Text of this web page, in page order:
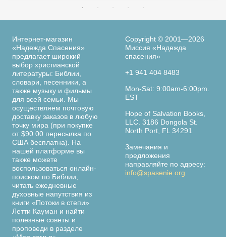
Интернет-магазин
«Надежда Спасения»
предлагает широкий
выбор христианской
литературы: Библии,
словари, песенники, а
также музыку и фильмы
для всей семьи. Мы
осуществляем почтовую
доставку заказов в любую
точку мира (при покупке
от $90.00 пересылка по
США бесплатна). На
нашей платформе вы
также можете
воспользоваться онлайн-
поиском по Библии,
читать ежедневные
духовные напутствия из
книги «Потоки в степи»
Летти Кауман и найти
полезные советы и
проповеди в разделе
Copyright © 2001—2026
Миссия «Надежда
спасения»
+1 941 404 8483
Mon-Sat: 9:00am-6:00pm.
EST
Hope of Salvation Books,
LLC. 3186 Dongola St.
North Port, FL 34291
Замечания и
предложения
направляйте по адресу:
info@spasenie.org